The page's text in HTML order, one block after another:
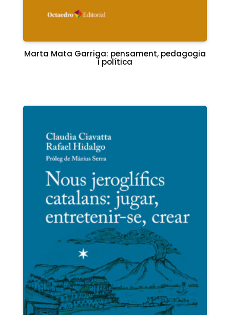
Marta Mata Garriga: pensament, pedagogia
i política